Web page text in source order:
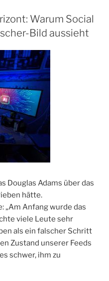
Warum Social
Bild aussieht
Douglas Adams über das
hätte.
„Am Anfang wurde das
viele Leute sehr
als ein falscher Schritt
Zustand unserer Feeds
schwer, ihm zu